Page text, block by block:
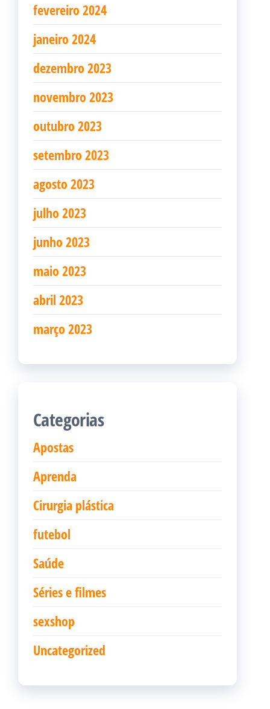
fevereiro 2024
janeiro 2024
dezembro 2023
novembro 2023
outubro 2023
setembro 2023
agosto 2023
julho 2023
junho 2023
maio 2023
abril 2023
março 2023
Categorias
Apostas
Aprenda
Cirurgia plástica
futebol
Saúde
Séries e filmes
sexshop
Uncategorized